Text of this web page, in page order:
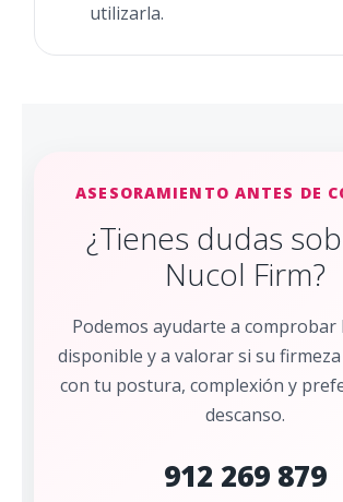
utilizarla.
ASESORAMIENTO ANTES DE
¿Tienes dudas
Nucol Firm?
Podemos ayudarte a comprobar
disponible y a valorar si su
con tu postura, complexión y
descanso.
912 269 879